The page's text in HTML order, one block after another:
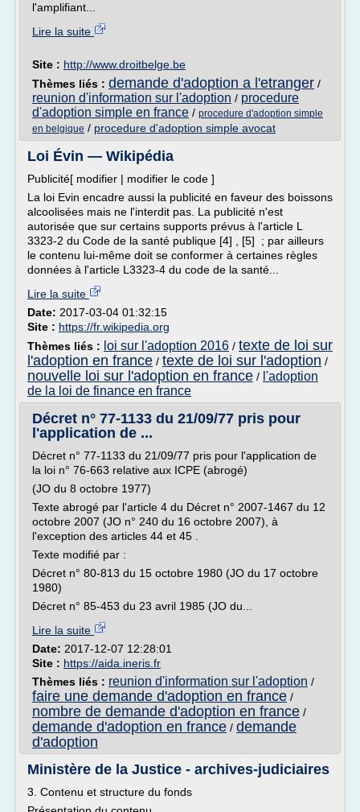
l'amplifiant...
Lire la suite
Site : http://www.droitbelge.be
Thèmes liés : demande d'adoption a l'etranger /
reunion d'information sur l'adoption / procedure
d'adoption simple en france / procedure d'adoption simple
en belgique / procedure d'adoption simple avocat
Loi Évin — Wikipédia
Publicité[ modifier | modifier le code ]
La loi Evin encadre aussi la publicité en faveur des boissons
alcoolisées mais ne l'interdit pas. La publicité n'est
autorisée que sur certains supports prévus à l'article L
3323-2 du Code de la santé publique [4] , [5] ; par ailleurs
le contenu lui-même doit se conformer à certaines règles
données à l'article L3323-4 du code de la santé...
Lire la suite
Date: 2017-03-04 01:32:15
Site : https://fr.wikipedia.org
Thèmes liés : loi sur l'adoption 2016 / texte de loi sur
l'adoption en france / texte de loi sur l'adoption /
nouvelle loi sur l'adoption en france / l'adoption
de la loi de finance en france
Décret n° 77-1133 du 21/09/77 pris pour
l'application de ...
Décret n° 77-1133 du 21/09/77 pris pour l'application de
la loi n° 76-663 relative aux ICPE (abrogé)
(JO du 8 octobre 1977)
Texte abrogé par l'article 4 du Décret n° 2007-1467 du 12
octobre 2007 (JO n° 240 du 16 octobre 2007), à
l'exception des articles 44 et 45 .
Texte modifié par :
Décret n° 80-813 du 15 octobre 1980 (JO du 17 octobre
1980)
Décret n° 85-453 du 23 avril 1985 (JO du...
Lire la suite
Date: 2017-12-07 12:28:01
Site : https://aida.ineris.fr
Thèmes liés : reunion d'information sur l'adoption /
faire une demande d'adoption en france /
nombre de demande d'adoption en france /
demande d'adoption en france / demande
d'adoption
Ministère de la Justice - archives-judiciaires
3. Contenu et structure du fonds